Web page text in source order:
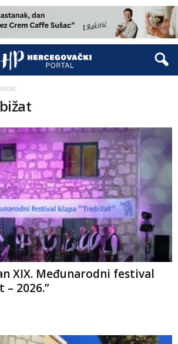
XIX. Međunarodni festival
– 2026.”